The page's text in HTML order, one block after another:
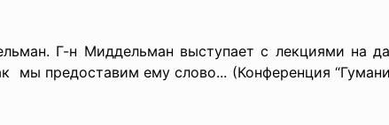
Г-н Миддельман выступает с лекциями на
мы предоставим ему слово... (Конференция